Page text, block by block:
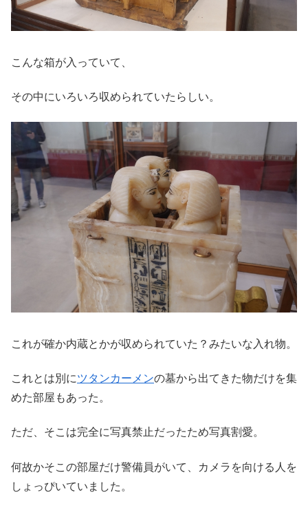
こんな箱が入っていて、
その中にいろいろ収められていたらしい。
これが確か内蔵とかが収められていた？みたいな入れ物。
これとは別にツタンカーメンの墓から出てきた物だけを集
めた部屋もあった。
ただ、そこは完全に写真禁止だったため写真割愛。
何故かそこの部屋だけ警備員がいて、カメラを向ける人を
しょっぴいていました。